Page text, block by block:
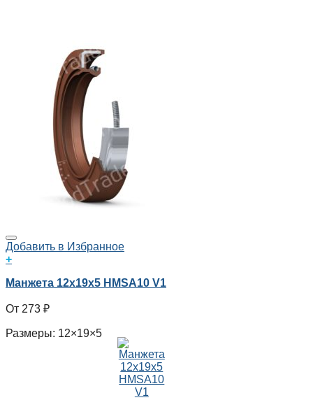
Добавить в Избранное
+
Манжета 12x19x5 HMSA10 V1
273 ₽
Размеры: 12×19×5